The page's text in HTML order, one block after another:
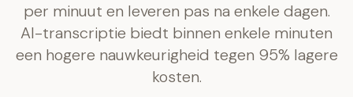
per minuut en leveren pas na enkele dagen.
AI-transcriptie biedt binnen enkele minuten
een hogere nauwkeurigheid tegen 95% lagere
kosten.